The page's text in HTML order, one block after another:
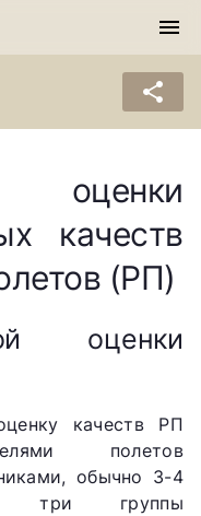
menu
share
качеств
(РП)
оценки
качеств РП
полетов
обычно 3-4
три группы